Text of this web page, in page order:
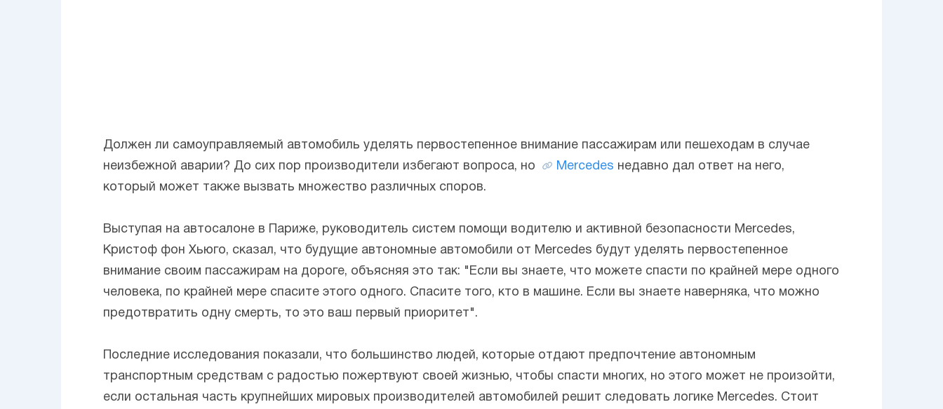
Должен ли самоуправляемый автомобиль уделять первостепенное внимание пассажирам или пешеходам в случае
неизбежной аварии? До сих пор производители избегают вопроса, но
Mercedes недавно дал ответ на него,
который может также вызвать множество различных споров.
Выступая на автосалоне в Париже, руководитель систем помощи водителю и активной безопасности Mercedes,
Кристоф фон Хьюго, сказал, что будущие автономные автомобили от Mercedes будут уделять первостепенное
внимание своим пассажирам на дороге, объясняя это так: "Если вы знаете, что можете спасти по крайней мере одного
человека, по крайней мере спасите этого одного. Спасите того, кто в машине. Если вы знаете наверняка, что можно
предотвратить одну смерть, то это ваш первый приоритет".
Последние исследования показали, что большинство людей, которые отдают предпочтение автономным
транспортным средствам с радостью пожертвуют своей жизнью, чтобы спасти многих, но этого может не произойти,
если остальная часть крупнейших мировых производителей автомобилей решит следовать логике Mercedes. Стоит